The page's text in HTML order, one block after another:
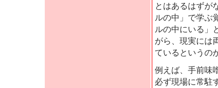
とはあるはずが
ルの中」で学ぶ
ルの中にいる」
がら、現実には
ているというの
例えば、手前味
必ず現場に常駐